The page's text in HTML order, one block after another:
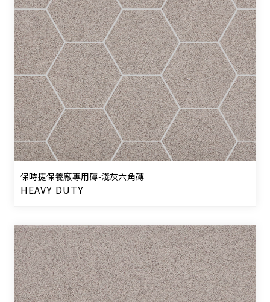
保時捷保養廠專用磚-淺灰六角磚
HEAVY DUTY